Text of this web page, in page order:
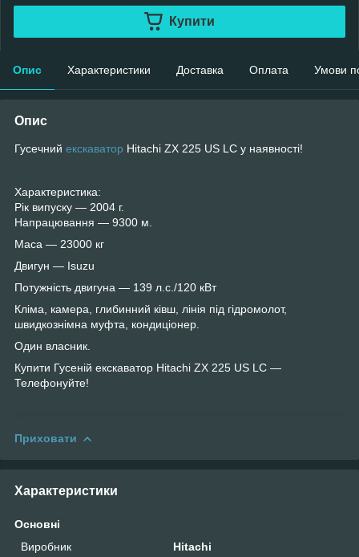
Купити
Опис Характеристики Доставка Оплата Умови
Опис
Гусечний екскаватор Hitachi ZX 225 US LC у наявності!
Характеристика:
Рік випуску — 2004 г.
Напрацювання — 9300 м.
Маса — 23000 кг
Двигун — Isuzu
Потужність двигуна — 139 л.с./120 кВт
Кліма, камера, глибинний ківш, лінія під гідромолот,
швидкознімна муфта, кондиціонер.
Один власник.
Купити Гусеній екскаватор Hitachi ZX 225 US LC —
Телефонуйте!
Приховати
Характеристики
Основні
Виробник
Hitachi